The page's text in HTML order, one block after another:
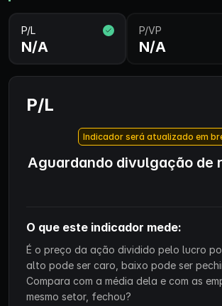
P/L
N/A
P/VP
N/A
P/L
Indicador será atualizado em
Aguardando divulgação de
O que este indicador mede:
É o preço da ação dividido pelo lucro
alto pode ser caro, baixo pode ser
Compara com a média dela e com as
mesmo setor, fechou?